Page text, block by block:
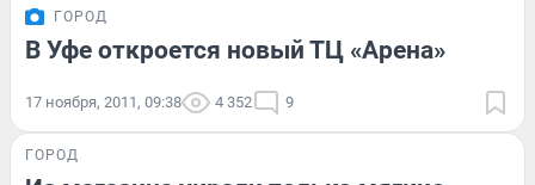
ГОРОД
В Уфе откроется новый ТЦ «Арена»
17 ноября, 2011, 09:38 4 352 9
ГОРОД